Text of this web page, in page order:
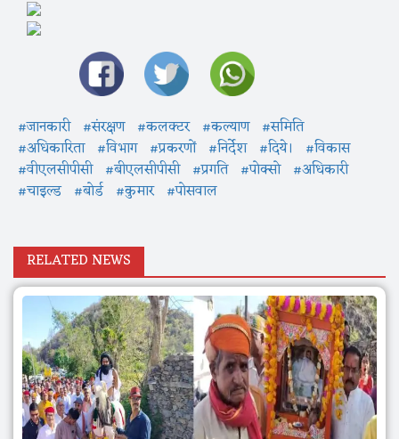
#जानकारी #संरक्षण #कलक्टर #कल्याण #समिति
#अधिकारिता #विभाग #प्रकरणों #निर्देश #दिये।
#विकास
#वीएलसीपीसी #बीएलसीपीसी #प्रगति #पोक्सो #अधिकारी
#चाइल्ड #बोर्ड #कुमार #पोसवाल
RELATED NEWS